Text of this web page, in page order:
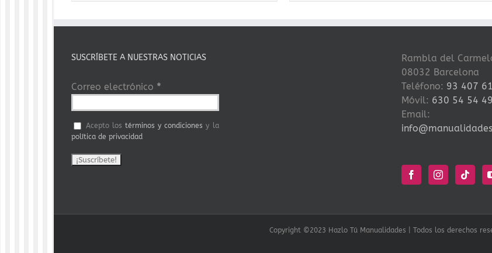
SUSCRÍBETE A NUESTRAS NOTICIAS
Correo electrónico *
Acepto lostérminos y condiciones y la
política de privacidad
Rambla del
08032 Barcelona
Teléfono: 93 407
Móvil: 630 54 54 49
Email:
Copyright ©2023 Hazlo Tú Manualidades | Todos los derechos